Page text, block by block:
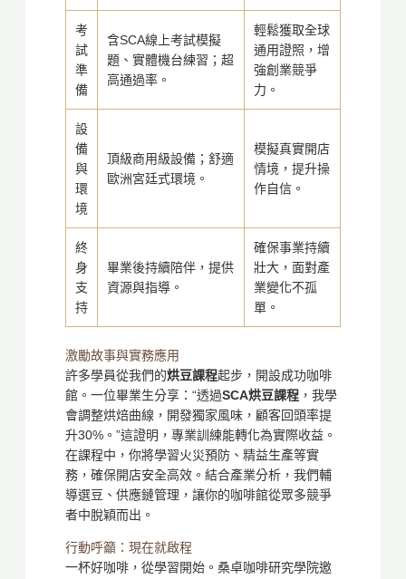
考
試
準
備
含SCA線上考試模擬
題、實體機台練習；超
高通過率。
輕鬆獲取全球
通用證照，增
強創業競爭
力。
設
備
與
環
境
頂級商用級設備；舒適
歐洲宮廷式環境。
模擬真實開店
情境，提升操
作自信。
終
身
支
持
畢業後持續陪伴，提供
資源與指導。
確保事業持續
壯大，面對產
業變化不孤
單。
激勵故事與實務應用
許多學員從我們的烘豆課程起步，開設成功咖啡
館。一位畢業生分享：“透過SCA烘豆課程，我學
會調整烘焙曲線，開發獨家風味，顧客回頭率提
升30%。”這證明，專業訓練能轉化為實際收益。
在課程中，你將學習火災預防、精益生產等實
務，確保開店安全高效。結合產業分析，我們輔
導選豆、供應鏈管理，讓你的咖啡館從眾多競爭
者中脫穎而出。
行動呼籲：現在就啟程
一杯好咖啡，從學習開始。桑卓咖啡研究學院邀